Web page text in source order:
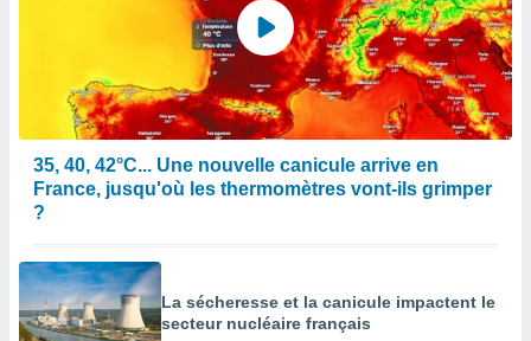
35, 40, 42°C... Une nouvelle canicule arrive en
France, jusqu'où les thermomètres vont-ils grimper
?
La sécheresse et la canicule impactent le
secteur nucléaire français